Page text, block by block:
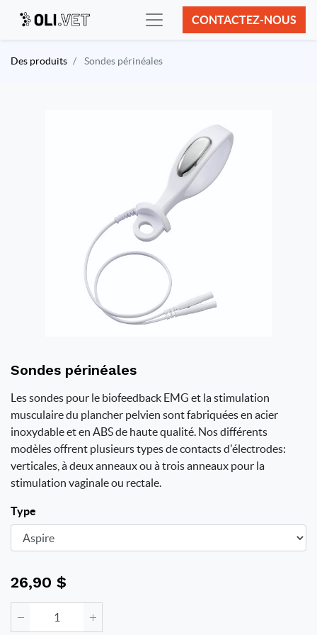
CONTACTEZ-NOUS
Des produits Sondes périnéales
Sondes périnéales
Les sondes pour le biofeedback EMG et la stimulation
musculaire du plancher pelvien sont fabriquées en acier
inoxydable et en ABS de haute qualité. Nos différents
modèles offrent plusieurs types de contacts d'électrodes:
verticales, à deux anneaux ou à trois anneaux pour la
stimulation vaginale ou rectale.
Type
26,90 $